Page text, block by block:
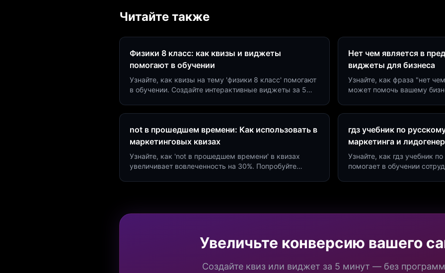
Читайте также
Физики 8 класс: как квизы и виджеты
помогают в обучении
Узнайте, как квизы на тему 'физики 8 класс' помогают
в обучении. Создайте интерактивные виджеты за 5
Нет чем является в
виджеты для бизнеса
Узнайте, как фраза "нет
может помочь вашему
not в прошедшем времени: Как использовать в
маркетинговых квизах
Узнайте, как 'not в прошедшем времени' в квизах
увеличивает вовлеченность на 30%. Попробуйте
гдз учебник по
маркетинга и
Узнайте, как гдз учебник
помогает в обучении
Увеличьте конверсию вашего
Создайте квиз или виджет за 5 минут — без